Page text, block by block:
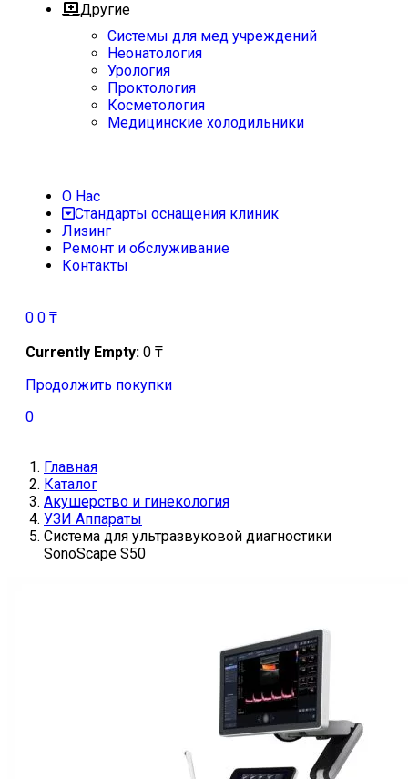
Другие
Системы для мед учреждений
Неонатология
Урология
Проктология
Косметология
Медицинские холодильники
О Нас
Стандарты оснащения клиник
Лизинг
Ремонт и обслуживание
Контакты
0 0 ₸
Currently Empty: 0 ₸
Продолжить покупки
0
Главная
Каталог
Акушерство и гинекология
УЗИ Аппараты
Система для ультразвуковой диагностики
SonoScape S50